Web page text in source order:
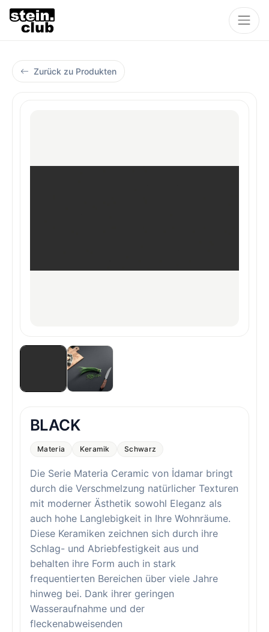
Zurück zu Produkten
BLACK
Materia Keramik Schwarz
Die Serie Materia Ceramic von İdamar bringt
durch die Verschmelzung natürlicher Texturen
mit moderner Ästhetik sowohl Eleganz als
auch hohe Langlebigkeit in Ihre Wohnräume.
Diese Keramiken zeichnen sich durch ihre
Schlag- und Abriebfestigkeit aus und
behalten ihre Form auch in stark
frequentierten Bereichen über viele Jahre
hinweg bei. Dank ihrer geringen
Wasseraufnahme und der
fleckenabweisenden